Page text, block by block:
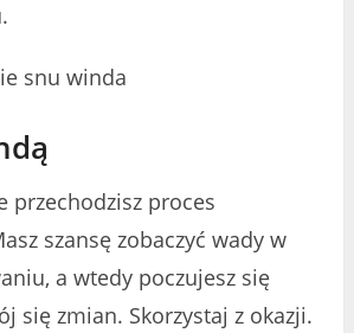
​​przechodzisz proces
szansę zobaczyć wady w
a wtedy poczujesz się
się zmian. Skorzystaj z okazji.